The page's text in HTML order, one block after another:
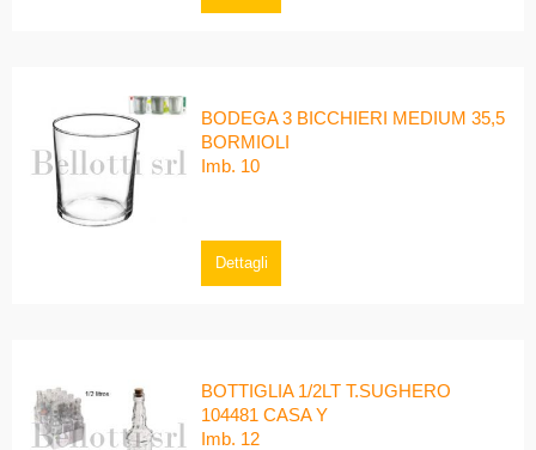
BODEGA 3 BICCHIERI MEDIUM 35,5
BORMIOLI
Imb. 10
Dettagli
BOTTIGLIA 1/2LT T.SUGHERO
104481 CASA Y
Imb. 12